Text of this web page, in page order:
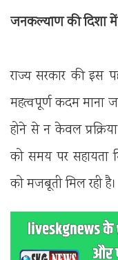
जनकल्याण की दिशा
राज्य सरकार की इस
महत्वपूर्ण कदम माना
होने से न केवल
को समय पर सहायता
को मजबूती मिल रही है।